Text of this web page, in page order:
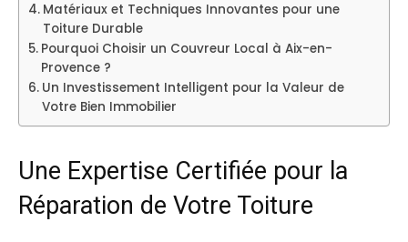
Matériaux et Techniques Innovantes pour une
Toiture Durable
Pourquoi Choisir un Couvreur Local à Aix-en-
Provence ?
Un Investissement Intelligent pour la Valeur de
Votre Bien Immobilier
Une Expertise Certifiée pour la
Réparation de Votre Toiture